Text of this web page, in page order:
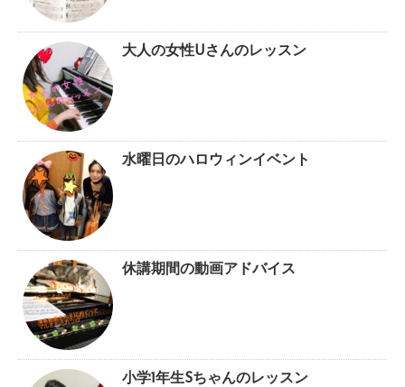
大人の女性Uさんのレッスン
水曜日のハロウィンイベント
休講期間の動画アドバイス
小学1年生Sちゃんのレッスン